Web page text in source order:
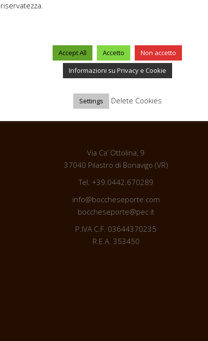
Via Ca’ Ottolina, 9
37040 Pilastro di Bonavigo (VR)
Tel. +39.0442.670289
info@boccheseporte.com
boccheseporte@pec.it
P.IVA C.F. 03644370235
R.E.A. 353450
riservatezza.
Accept All Accetto
Non accetto
Informazioni su Privacy e Cookie
Settings Delete Cookies